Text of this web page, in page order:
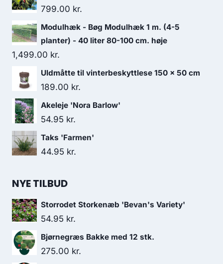
799.00 kr.
Modulhæk - Bøg Modulhæk 1 m. (4-5
planter) - 40 liter 80-100 cm. høje
1,499.00 kr.
Uldmåtte til vinterbeskyttlese 150 x 50 cm
189.00 kr.
Akeleje 'Nora Barlow'
54.95 kr.
Taks 'Farmen'
44.95 kr.
NYE TILBUD
Storrodet Storkenæb 'Bevan's Variety'
54.95 kr.
Bjørnegræs Bakke med 12 stk.
275.00 kr.